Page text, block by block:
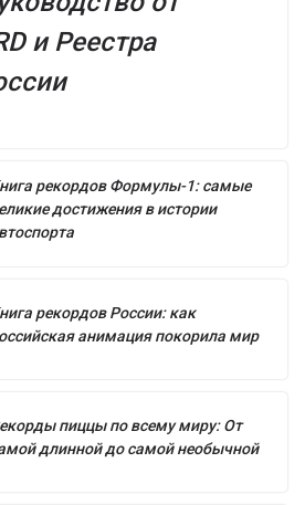
и Реестра
рекордов Формулы-1: самые
достижения в истории
рекордов России: как
анимация покорила мир
пиццы по всему миру: От
длинной до самой необычной